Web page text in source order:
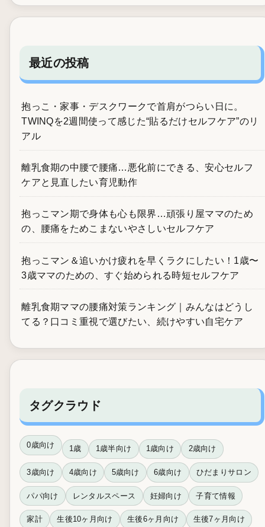
最近の投稿
抱っこ・家事・デスクワークで首肩がつらい日に。
TWINQを2週間使って感じた“貼るだけセルフケア”のリ
アル
離乳食期の中腰で腰痛…悪化前にできる、安心セルフ
ケアと見直したい育児動作
抱っこマン期で身体も心も限界…頑張り屋ママのため
の、腰痛をためこまないやさしいセルフケア
抱っこマン＆追いかけ疲れを早くラクにしたい！1歳〜
3歳ママのための、すぐ始められる時短セルフケア
離乳食期ママの腰痛対策ランキング｜みんなはどうし
てる？口コミ重視で選びたい、続けやすい自宅ケア
タグクラウド
0歳向け 1歳 1歳半向け 1歳向け 2歳向け
3歳向け 4歳向け 5歳向け 6歳向け ひだまりサロン
パパ向け レンタルスペース 妊婦向け 子育て情報
家計 生後10ヶ月向け 生後6ヶ月向け 生後7ヶ月向け